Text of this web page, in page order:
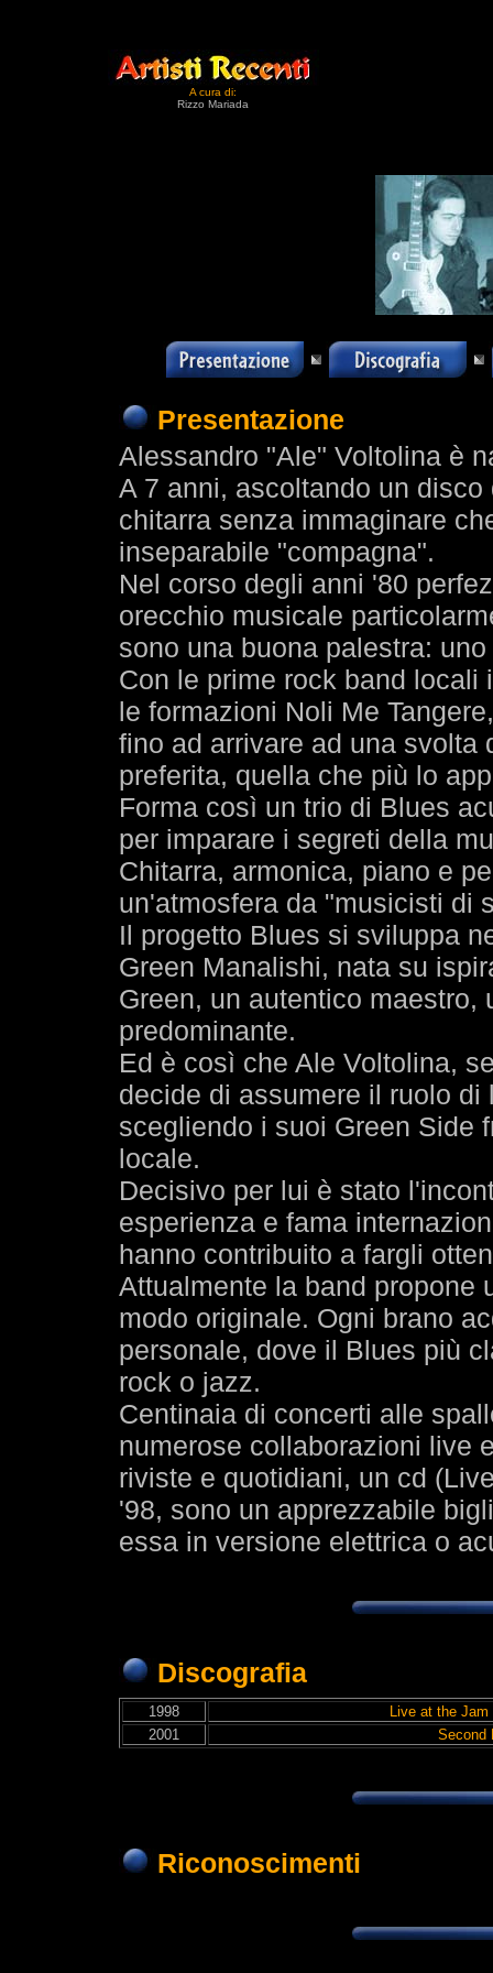
A cura di:
Rizzo Mariada
Presentazione
Alessandro "Ale" Voltolina è
A 7 anni, ascoltando un
chitarra senza immaginare
inseparabile "compagna".
Nel corso degli anni '80
orecchio musicale
sono una buona palestra:
Con le prime rock band
le formazioni Noli Me
fino ad arrivare ad una svolta
preferita, quella che più lo
Forma così un trio di Blues
per imparare i segreti della
Chitarra, armonica, piano e
un'atmosfera da "musicisti di
Il progetto Blues si sviluppa
Green Manalishi, nata su
Green, un autentico maestro,
predominante.
Ed è così che Ale Voltolina,
decide di assumere il ruolo
scegliendo i suoi Green Side
locale.
Decisivo per lui è stato
esperienza e fama
hanno contribuito a fargli
Attualmente la band propone
modo originale. Ogni brano
personale, dove il Blues più
rock o jazz.
Centinaia di concerti alle
numerose collaborazioni live
riviste e quotidiani, un cd
'98, sono un apprezzabile
essa in versione elettrica o
Discografia
1998
Live at the
2001
Second
Riconoscimenti